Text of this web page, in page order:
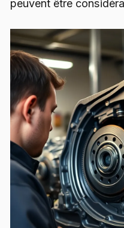
peuvent être